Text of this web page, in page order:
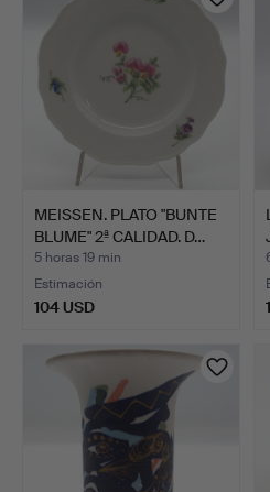
MEISSEN. PLATO "BUNTE
BLUME" 2ª CALIDAD. D…
5 horas 19 min
Estimación
104 USD